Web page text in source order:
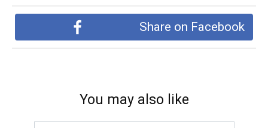
Share on Facebook
You may also like